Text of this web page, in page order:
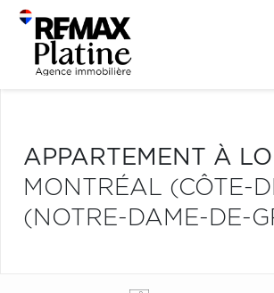
APPARTEMENT À
MONTRÉAL (CÔTE-
(NOTRE-DAME-DE-